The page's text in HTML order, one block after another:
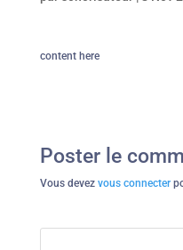
content here
Poster le
Vous devez vous connecter